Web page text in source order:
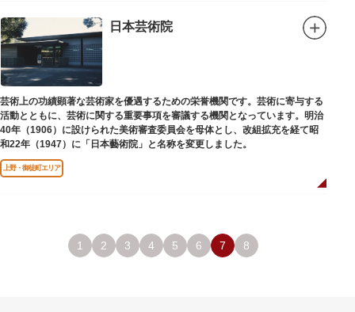
日本芸術院
芸術上の功績顕著な芸術家を優遇するための栄誉機関です。芸術に寄与する
活動とともに、芸術に関する重要事項を審議する機関となっています。明治
40年（1906）に設けられた美術審査委員会を母体とし、改組拡充を経て昭
和22年（1947）に「日本藝術院」と名称を変更しました。
上野・御徒町エリア
1 2 3 4 5 6 7 8